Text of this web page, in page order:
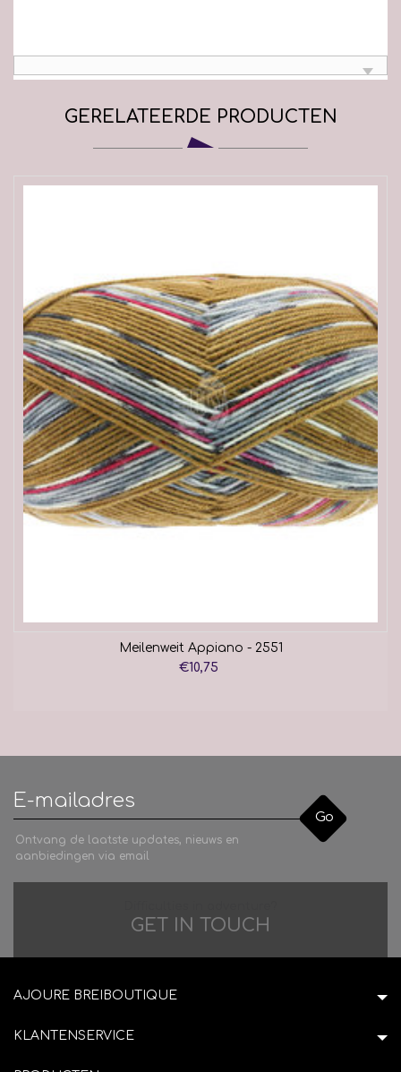
GERELATEERDE PRODUCTEN
Meilenweit Appiano - 2551
€10,75
Go
Ontvang de laatste updates, nieuws en
aanbiedingen via email
GET IN TOUCH
AJOURE BREIBOUTIQUE
KLANTENSERVICE